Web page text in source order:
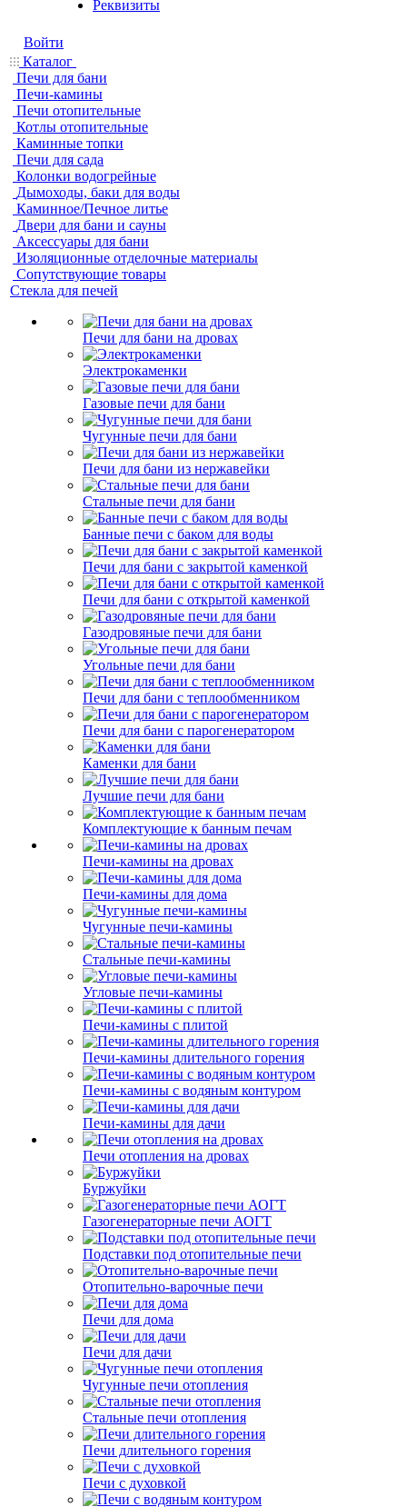
Реквизиты
Войти
Каталог
Печи для бани
Печи-камины
Печи отопительные
Котлы отопительные
Каминные топки
Печи для сада
Колонки водогрейные
Дымоходы, баки для воды
Каминное/Печное литье
Двери для бани и сауны
Аксессуары для бани
Изоляционные отделочные материалы
Сопутствующие товары
Стекла для печей
Печи для бани на дровах
Электрокаменки
Газовые печи для бани
Чугунные печи для бани
Печи для бани из нержавейки
Стальные печи для бани
Банные печи с баком для воды
Печи для бани с закрытой каменкой
Печи для бани с открытой каменкой
Газодровяные печи для бани
Угольные печи для бани
Печи для бани с теплообменником
Печи для бани с парогенератором
Каменки для бани
Лучшие печи для бани
Комплектующие к банным печам
Печи-камины на дровах
Печи-камины для дома
Чугунные печи-камины
Стальные печи-камины
Угловые печи-камины
Печи-камины с плитой
Печи-камины длительного горения
Печи-камины с водяным контуром
Печи-камины для дачи
Печи отопления на дровах
Буржуйки
Газогенераторные печи АОГТ
Подставки под отопительные печи
Отопительно-варочные печи
Печи для дома
Печи для дачи
Чугунные печи отопления
Стальные печи отопления
Печи длительного горения
Печи с духовкой